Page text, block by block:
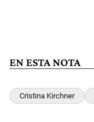
EN ESTA NOTA
Cristina Kirchner